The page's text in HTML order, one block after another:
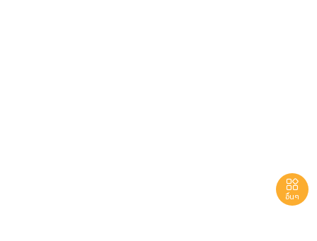

อื่นๆ